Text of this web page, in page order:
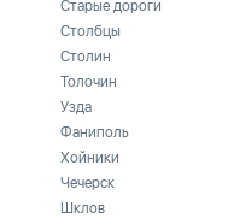
Старые дороги
Столбцы
Столин
Толочин
Узда
Фаниполь
Хойники
Чечерск
Шклов